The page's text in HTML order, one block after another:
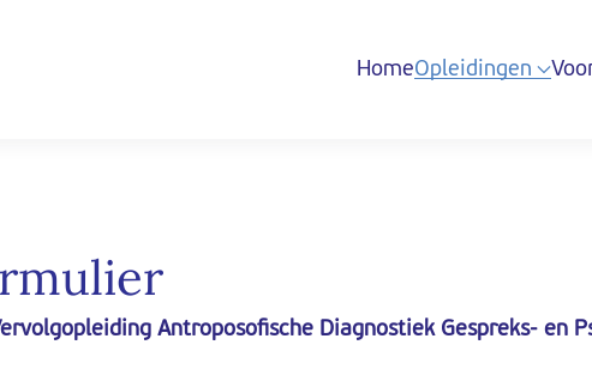
HomeOpleidingen
Antroposofische Diagnostiek Gespreks- en